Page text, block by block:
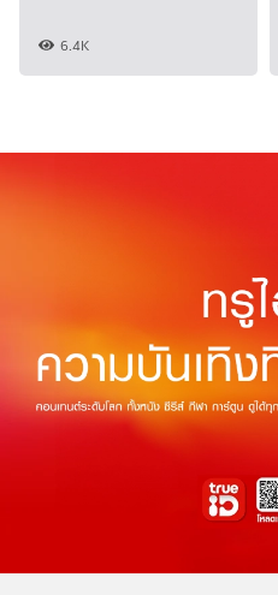
6.4K